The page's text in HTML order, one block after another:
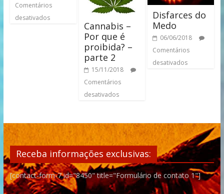
Comentários
desativados
Cannabis –
Por que é
proibida? –
parte 2
15/11/2018
Comentários
desativados
Disfarces do
Medo
06/06/2018
Comentários
desativados
Receba informações exclusivas:
[contact-form-7 id="8450" title="Formulário de contato 1"]